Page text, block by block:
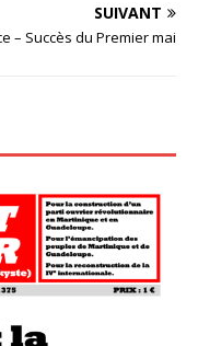
SUIVANT
– Succès du Premier mai